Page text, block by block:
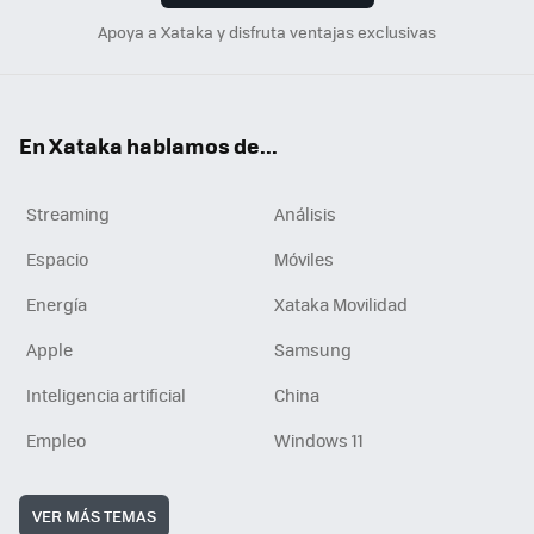
Apoya a Xataka y disfruta ventajas exclusivas
En Xataka hablamos de...
Streaming
Análisis
Espacio
Móviles
Energía
Xataka Movilidad
Apple
Samsung
Inteligencia artificial
China
Empleo
Windows 11
VER MÁS TEMAS